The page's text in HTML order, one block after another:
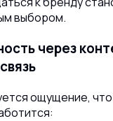
выбором.
через
ощущение,